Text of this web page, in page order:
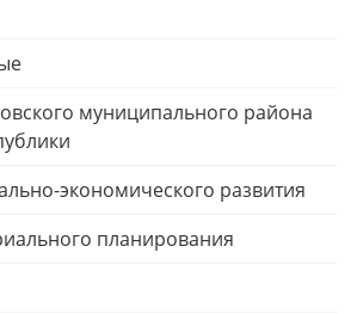
муниципального района
экономического развития
планирования